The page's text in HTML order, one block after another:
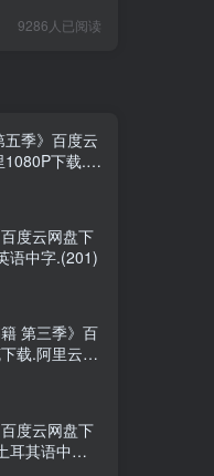
9286人已阅读
五季》百度云
1080P下载.英
百度云网盘下
语中字.(201)
籍 第三季》百
载.阿里云
百度云网盘下
耳其语中字.